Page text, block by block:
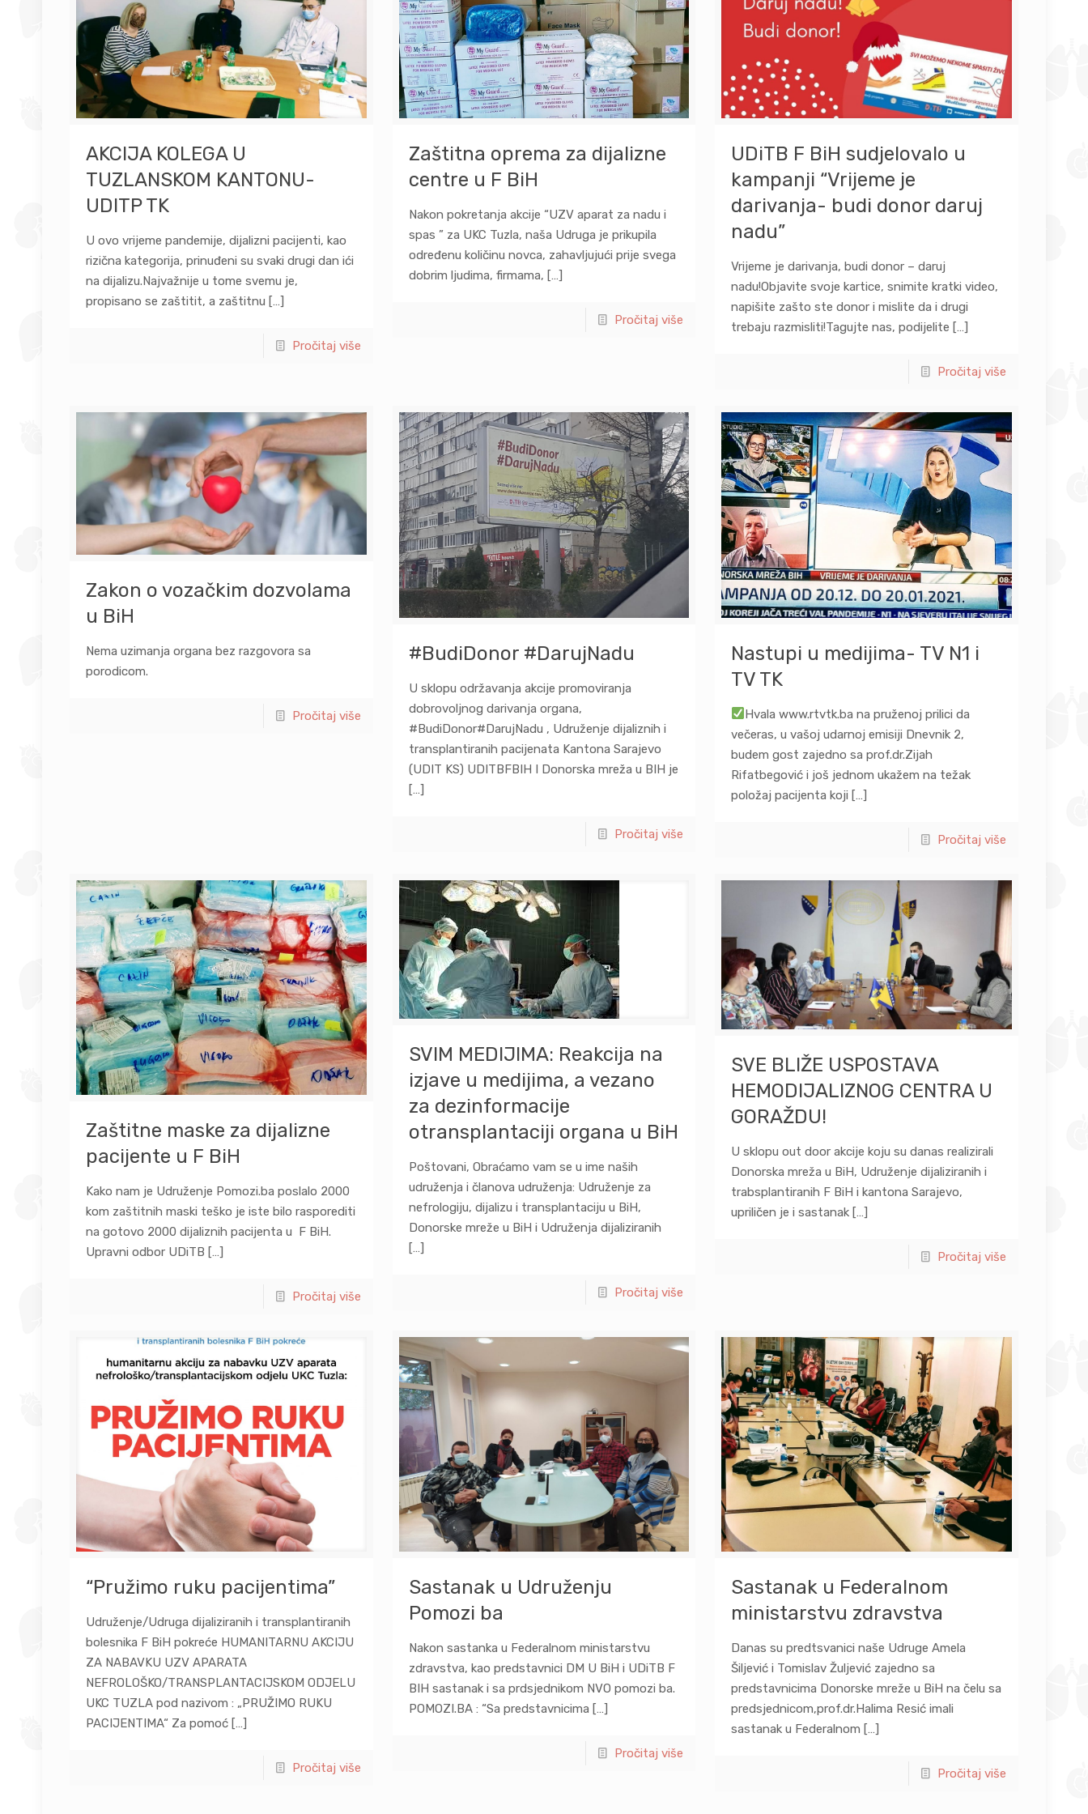
AKCIJA KOLEGA U
TUZLANSKOM KANTONU-
UDITP TK
U ovo vrijeme pandemije, dijalizni pacijenti, kao
rizična kategorija, prinuđeni su svaki drugi dan ići
na dijalizu.Najvažnije u tome svemu je,
propisano se zaštitit, a zaštitnu […]
Pročitaj više
Zaštitna oprema za dijalizne
centre u F BiH
Nakon pokretanja akcije “UZV aparat za nadu i
spas ” za UKC Tuzla, naša Udruga je prikupila
određenu količinu novca, zahavljujući prije svega
dobrim ljudima, firmama, […]
Pročitaj više
UDiTB F BiH sudjelovalo u
kampanji “Vrijeme je
darivanja- budi donor daruj
nadu”
Vrijeme je darivanja, budi donor – daruj
nadu!Objavite svoje kartice, snimite kratki video,
napišite zašto ste donor i mislite da i drugi
trebaju razmisliti!Tagujte nas, podijelite […]
Pročitaj više
Zakon o vozačkim dozvolama
u BiH
Nema uzimanja organa bez razgovora sa
porodicom.
Pročitaj više
#BudiDonor #DarujNadu
U sklopu održavanja akcije promoviranja
dobrovoljnog darivanja organa,
#BudiDonor#DarujNadu , Udruženje dijaliznih i
transplantiranih pacijenata Kantona Sarajevo
(UDIT KS) UDITBFBIH I Donorska mreža u BIH je
[…]
Pročitaj više
Nastupi u medijima- TV N1 i
TV TK
Hvala www.rtvtk.ba na pruženoj prilici da
večeras, u vašoj udarnoj emisiji Dnevnik 2,
budem gost zajedno sa prof.dr.Zijah
Rifatbegović i još jednom ukažem na težak
položaj pacijenta koji […]
Pročitaj više
Zaštitne maske za dijalizne
pacijente u F BiH
Kako nam je Udruženje Pomozi.ba poslalo 2000
kom zaštitnih maski teško je iste bilo rasporediti
na gotovo 2000 dijaliznih pacijenta u F BiH.
Upravni odbor UDiTB […]
Pročitaj više
SVIM MEDIJIMA: Reakcija na
izjave u medijima, a vezano
za dezinformacije
otransplantaciji organa u BiH
Poštovani, Obraćamo vam se u ime naših
udruženja i članova udruženja: Udruženje za
nefrologiju, dijalizu i transplantaciju u BiH,
Donorske mreže u BiH i Udruženja dijaliziranih
[…]
Pročitaj više
SVE BLIŽE USPOSTAVA
HEMODIJALIZNOG CENTRA U
GORAŽDU!
U sklopu out door akcije koju su danas realizirali
Donorska mreža u BiH, Udruženje dijaliziranih i
trabsplantiranih F BiH i kantona Sarajevo,
upriličen je i sastanak […]
Pročitaj više
“Pružimo ruku pacijentima”
Udruženje/Udruga dijaliziranih i transplantiranih
bolesnika F BiH pokreće HUMANITARNU AKCIJU
ZA NABAVKU UZV APARATA
NEFROLOŠKO/TRANSPLANTACIJSKOM ODJELU
UKC TUZLA pod nazivom : „PRUŽIMO RUKU
PACIJENTIMA“ Za pomoć […]
Pročitaj više
Sastanak u Udruženju
Pomozi ba
Nakon sastanka u Federalnom ministarstvu
zdravstva, kao predstavnici DM U BiH i UDiTB F
BIH sastanak i sa prdsjednikom NVO pomozi ba.
POMOZI.BA : “Sa predstavnicima […]
Pročitaj više
Sastanak u Federalnom
ministarstvu zdravstva
Danas su predtsvanici naše Udruge Amela
Šiljević i Tomislav Žuljević zajedno sa
predstavnicima Donorske mreže u BiH na čelu sa
predsjednicom,prof.dr.Halima Resić imali
sastanak u Federalnom […]
Pročitaj više